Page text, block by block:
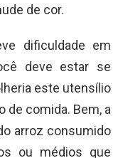
de cor.
dificuldade em
deve estar se
este utensílio
comida. Bem, a
arroz consumido
ou médios que